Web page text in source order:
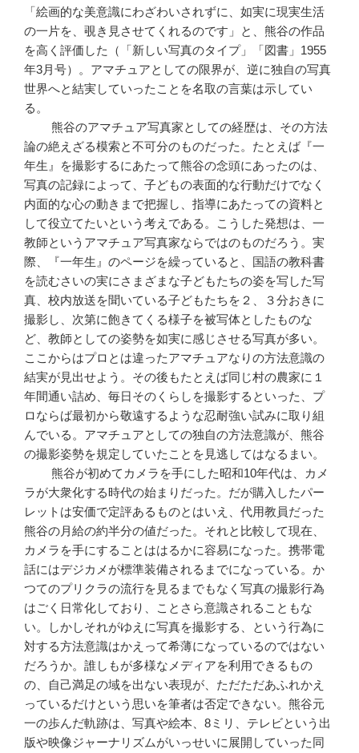
「絵画的な美意識にわざわいされずに、如実に現実生活
の一片を、覗き見させてくれるのです」と、熊谷の作品
を高く評価した（「新しい写真のタイプ」「図書」1955
年3月号）。アマチュアとしての限界が、逆に独自の写真
世界へと結実していったことを名取の言葉は示してい
る。
熊谷のアマチュア写真家としての経歴は、その方法
論の絶えざる模索と不可分のものだった。たとえば『一
年生』を撮影するにあたって熊谷の念頭にあったのは、
写真の記録によって、子どもの表面的な行動だけでなく
内面的な心の動きまで把握し、指導にあたっての資料と
して役立てたいという考えである。こうした発想は、一
教師というアマチュア写真家ならではのものだろう。実
際、『一年生』のページを繰っていると、国語の教科書
を読むさいの実にさまざまな子どもたちの姿を写した写
真、校内放送を聞いている子どもたちを２、３分おきに
撮影し、次第に飽きてくる様子を被写体としたものな
ど、教師としての姿勢を如実に感じさせる写真が多い。
ここからはプロとは違ったアマチュアなりの方法意識の
結実が見出せよう。その後もたとえば同じ村の農家に１
年間通い詰め、毎日そのくらしを撮影するといった、プ
ロならば最初から敬遠するような忍耐強い試みに取り組
んでいる。アマチュアとしての独自の方法意識が、熊谷
の撮影姿勢を規定していたことを見逃してはなるまい。
熊谷が初めてカメラを手にした昭和10年代は、カメ
ラが大衆化する時代の始まりだった。だが購入したパー
レットは安価で定評あるものとはいえ、代用教員だった
熊谷の月給の約半分の値だった。それと比較して現在、
カメラを手にすることははるかに容易になった。携帯電
話にはデジカメが標準装備されるまでになっている。か
つてのプリクラの流行を見るまでもなく写真の撮影行為
はごく日常化しており、ことさら意識されることもな
い。しかしそれがゆえに写真を撮影する、という行為に
対する方法意識はかえって希薄になっているのではない
だろうか。誰しもが多様なメディアを利用できるもの
の、自己満足の域を出ない表現が、ただただあふれかえ
っているだけという思いを筆者は否定できない。熊谷元
一の歩んだ軌跡は、写真や絵本、8ミリ、テレビという出
版や映像ジャーナリズムがいっせいに展開していった同